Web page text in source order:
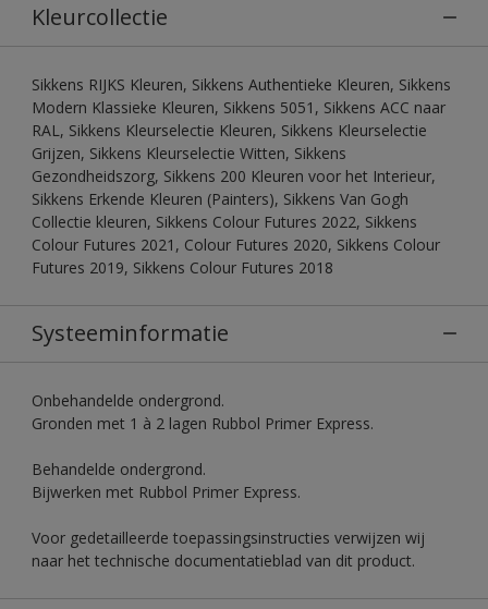
Kleurcollectie
Sikkens RIJKS Kleuren, Sikkens Authentieke Kleuren, Sikkens
Modern Klassieke Kleuren, Sikkens 5051, Sikkens ACC naar
RAL, Sikkens Kleurselectie Kleuren, Sikkens Kleurselectie
Grijzen, Sikkens Kleurselectie Witten, Sikkens
Gezondheidszorg, Sikkens 200 Kleuren voor het Interieur,
Sikkens Erkende Kleuren (Painters), Sikkens Van Gogh
Collectie kleuren, Sikkens Colour Futures 2022, Sikkens
Colour Futures 2021, Colour Futures 2020, Sikkens Colour
Futures 2019, Sikkens Colour Futures 2018
Systeeminformatie
Onbehandelde ondergrond.
Gronden met 1 à 2 lagen Rubbol Primer Express.
Behandelde ondergrond.
Bijwerken met Rubbol Primer Express.
Voor gedetailleerde toepassingsinstructies verwijzen wij
naar het technische documentatieblad van dit product.